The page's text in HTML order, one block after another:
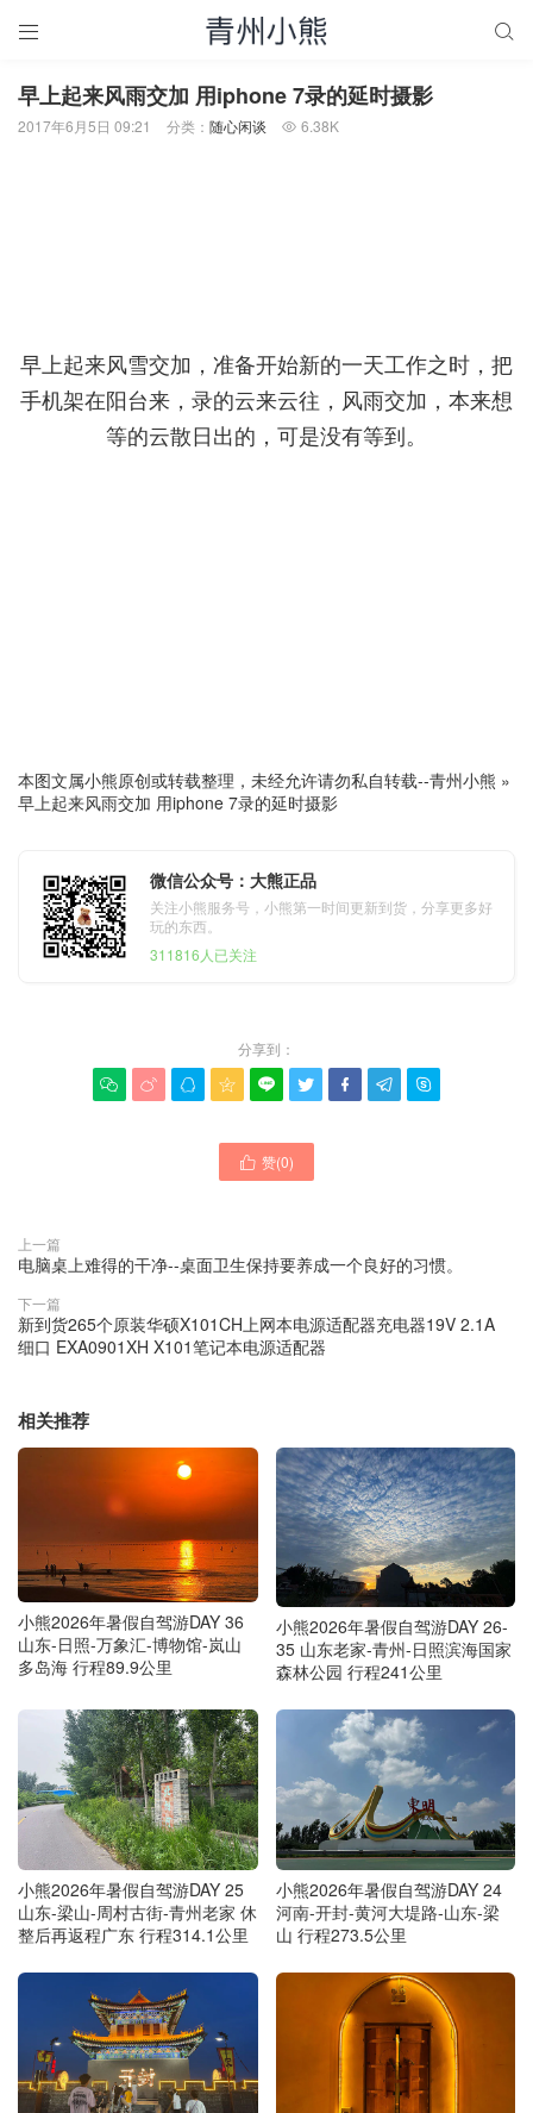
 
早上起来风雨交加 用iphone 7录的延时摄影
2017年6月5日 09:21 分类： 随心闲谈  6.38K
早上起来风雪交加，准备开始新的一天工作之时，把
手机架在阳台来，录的云来云往，风雨交加，本来想
等的云散日出的，可是没有等到。
本图文属小熊原创或转载整理，未经允许请勿私自转载--青州小熊 »
早上起来风雨交加 用iphone 7录的延时摄影
微信公众号：大熊正品
关注小熊服务号，小熊第一时间更新到货，分享更多好
玩的东西。
311816人已关注
分享到：
        
 赞(0)
上一篇
电脑桌上难得的干净--桌面卫生保持要养成一个良好的习惯。
下一篇
新到货265个原装华硕X101CH上网本电源适配器充电器19V 2.1A
细口 EXA0901XH X101笔记本电源适配器
相关推荐
小熊2026年暑假自驾游DAY 36
山东-日照-万象汇-博物馆-岚山
多岛海 行程89.9公里
小熊2026年暑假自驾游DAY 26-
35 山东老家-青州-日照滨海国家
森林公园 行程241公里
小熊2026年暑假自驾游DAY 25
山东-梁山-周村古街-青州老家 休
整后再返程广东 行程314.1公里
小熊2026年暑假自驾游DAY 24
河南-开封-黄河大堤路-山东-梁
山 行程273.5公里